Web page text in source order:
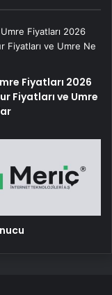
Fiyatları 2026
Fiyatları ve Umre